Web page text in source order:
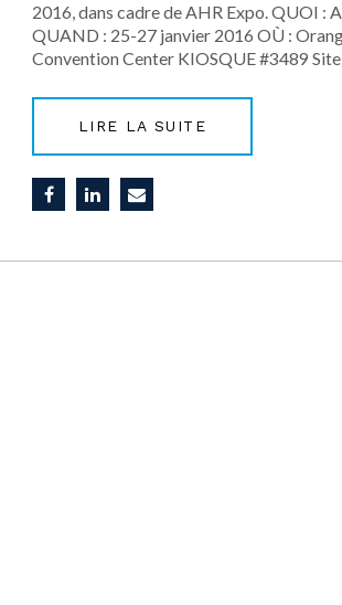
2016, dans cadre de AHR Expo. QUOI :
QUAND : 25-27 janvier 2016 OÙ :
Convention Center KIOSQUE #3489
LIRE LA SUITE